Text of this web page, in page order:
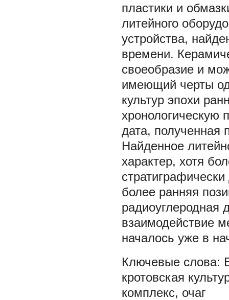
пластики и
литейного
устройства,
времени.
своеобразие и
имеющий черты
культур эпохи
хронологическую
дата, полученная
Найденное
характер, хотя
более ранняя
радиоуглеродная
взаимодействие
началось уже в
кротовская
комплекс, очаг